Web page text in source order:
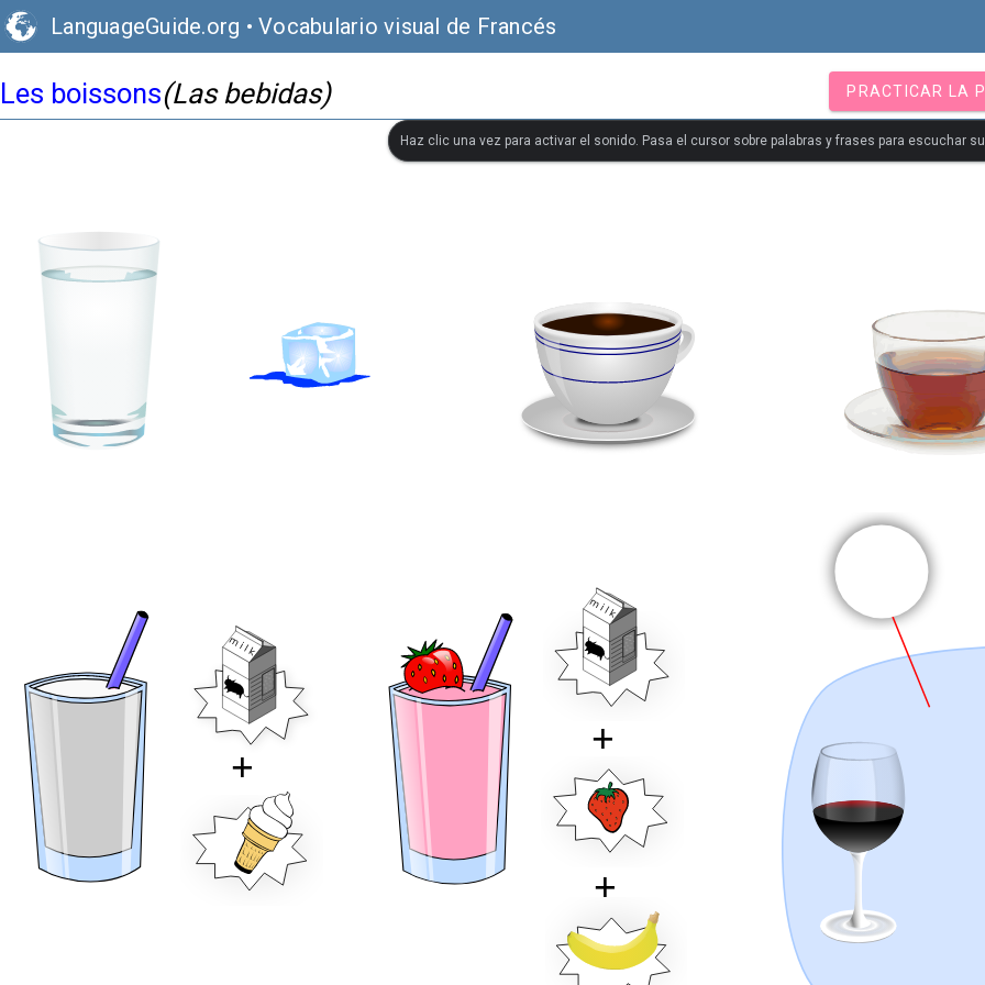
LanguageGuide.org • Vocabulario visual de Francés
Les boissons(Las bebidas) PRACTICAR LA
Haz clic una vez para activar el sonido. Pasa el cursor sobre palabras y frases para escuchar